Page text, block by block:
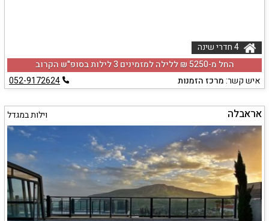
החל מ-‏5250 ₪ ללילה למזמינים 3 לילות בסופ"ש הקרוב
איש קשר:מרכז הזמנות 052-9172624
אראבלה וילות במגדל